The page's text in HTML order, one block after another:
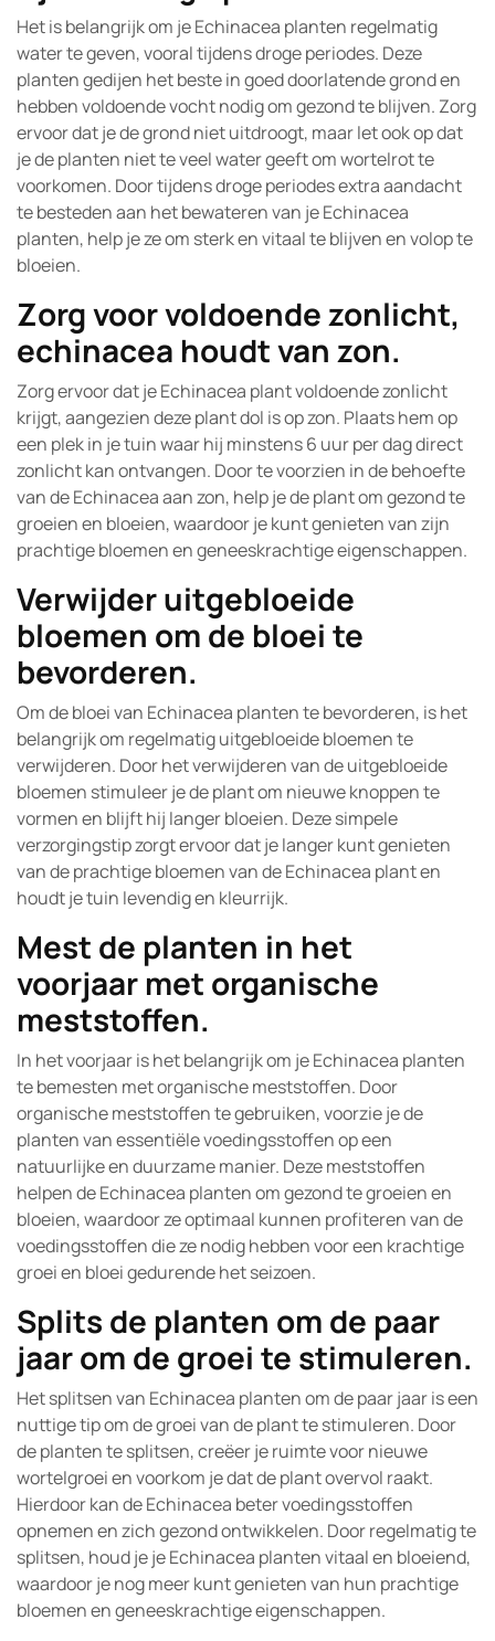
Het is belangrijk om je Echinacea planten regelmatig
water te geven, vooral tijdens droge periodes. Deze
planten gedijen het beste in goed doorlatende grond en
hebben voldoende vocht nodig om gezond te blijven. Zorg
ervoor dat je de grond niet uitdroogt, maar let ook op dat
je de planten niet te veel water geeft om wortelrot te
voorkomen. Door tijdens droge periodes extra aandacht
te besteden aan het bewateren van je Echinacea
planten, help je ze om sterk en vitaal te blijven en volop te
bloeien.
Zorg voor voldoende zonlicht,
echinacea houdt van zon.
Zorg ervoor dat je Echinacea plant voldoende zonlicht
krijgt, aangezien deze plant dol is op zon. Plaats hem op
een plek in je tuin waar hij minstens 6 uur per dag direct
zonlicht kan ontvangen. Door te voorzien in de behoefte
van de Echinacea aan zon, help je de plant om gezond te
groeien en bloeien, waardoor je kunt genieten van zijn
prachtige bloemen en geneeskrachtige eigenschappen.
Verwijder uitgebloeide
bloemen om de bloei te
bevorderen.
Om de bloei van Echinacea planten te bevorderen, is het
belangrijk om regelmatig uitgebloeide bloemen te
verwijderen. Door het verwijderen van de uitgebloeide
bloemen stimuleer je de plant om nieuwe knoppen te
vormen en blijft hij langer bloeien. Deze simpele
verzorgingstip zorgt ervoor dat je langer kunt genieten
van de prachtige bloemen van de Echinacea plant en
houdt je tuin levendig en kleurrijk.
Mest de planten in het
voorjaar met organische
meststoffen.
In het voorjaar is het belangrijk om je Echinacea planten
te bemesten met organische meststoffen. Door
organische meststoffen te gebruiken, voorzie je de
planten van essentiële voedingsstoffen op een
natuurlijke en duurzame manier. Deze meststoffen
helpen de Echinacea planten om gezond te groeien en
bloeien, waardoor ze optimaal kunnen profiteren van de
voedingsstoffen die ze nodig hebben voor een krachtige
groei en bloei gedurende het seizoen.
Splits de planten om de paar
jaar om de groei te stimuleren.
Het splitsen van Echinacea planten om de paar jaar is een
nuttige tip om de groei van de plant te stimuleren. Door
de planten te splitsen, creëer je ruimte voor nieuwe
wortelgroei en voorkom je dat de plant overvol raakt.
Hierdoor kan de Echinacea beter voedingsstoffen
opnemen en zich gezond ontwikkelen. Door regelmatig te
splitsen, houd je je Echinacea planten vitaal en bloeiend,
waardoor je nog meer kunt genieten van hun prachtige
bloemen en geneeskrachtige eigenschappen.